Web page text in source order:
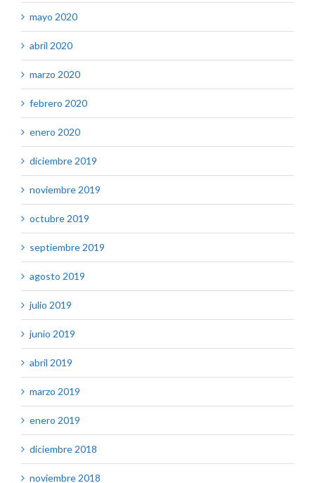
mayo 2020
abril 2020
marzo 2020
febrero 2020
enero 2020
diciembre 2019
noviembre 2019
octubre 2019
septiembre 2019
agosto 2019
julio 2019
junio 2019
abril 2019
marzo 2019
enero 2019
diciembre 2018
noviembre 2018